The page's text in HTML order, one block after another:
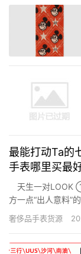
最能打动Ta的
手表哪里买最
天生一对LOOK
方一点“出人意料”
列，1只手表N种
有爱的默契，给你
奢侈品手表货源